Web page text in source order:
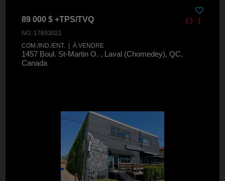
89 000 $ +TPS/TVQ
NO. 17693021
COM./IND./ENT. | À VENDRE
1457 Boul. St-Martin O. , Laval (Chomedey), QC,
Canada